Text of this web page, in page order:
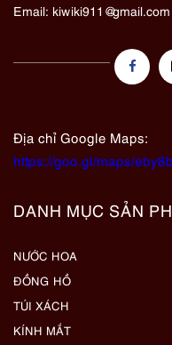
Email: kiwiki911@gmail.com
Địa chỉ Google Maps:
https://goo.gl/maps/
DANH MỤC SẢN
NƯỚC HOA
ĐỒNG HỒ
TÚI XÁCH
KÍNH MẮT